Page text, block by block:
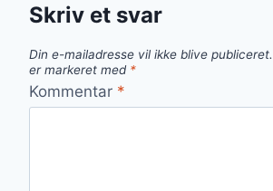
Skriv et svar
Din e-mailadresse vil ikke blive publiceret.
er markeret med *
Kommentar *